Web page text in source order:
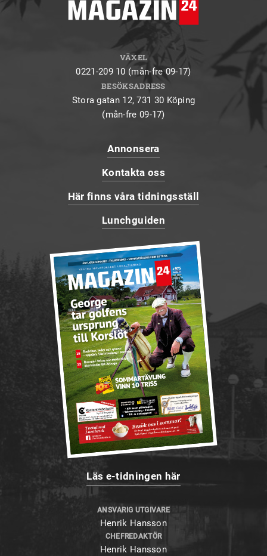
VÄXEL
0221-209 10 (mån-fre 09-17)
BESÖKSADRESS
Stora gatan 12, 731 30 Köping
(mån-fre 09-17)
Annonsera
Kontakta oss
Här finns våra tidningsställ
Lunchguiden
Läs e-tidningen här
ANSVARIG UTGIVARE
Henrik Hansson
CHEFREDAKTÖR
Henrik Hansson